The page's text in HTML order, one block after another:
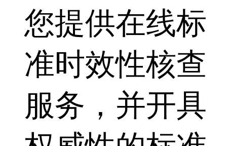
您提供在线标
准时效性核查
服务，并开具